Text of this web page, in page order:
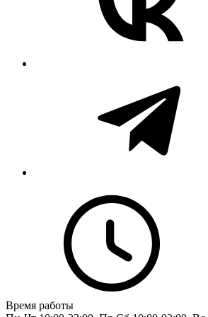
Время работы